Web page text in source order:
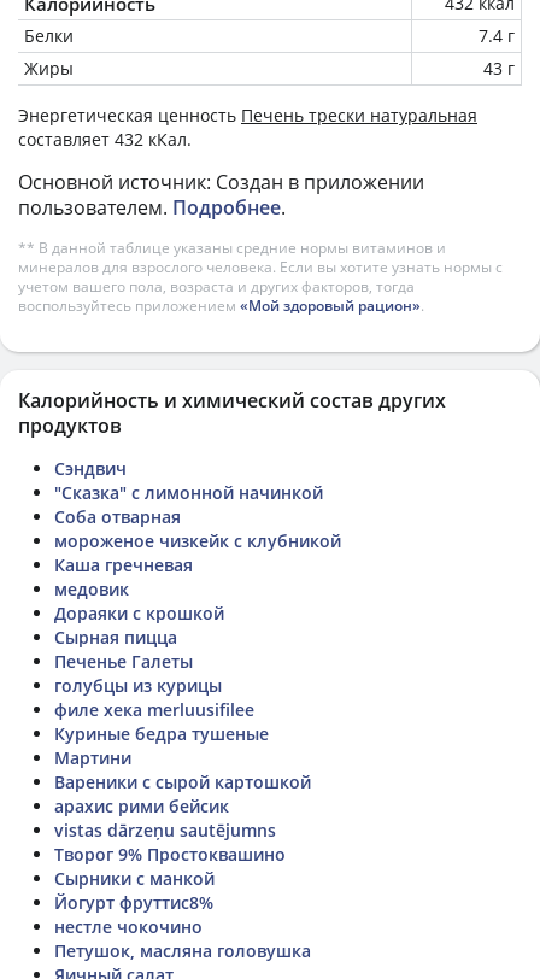
Белки
7.4 г
Жиры
43 г
Энергетическая ценность Печень трески натуральная
составляет 432 кКал.
Основной источник: Создан в приложении
пользователем. Подробнее.
** В данной таблице указаны средние нормы витаминов и
минералов для взрослого человека. Если вы хотите узнать нормы с
учетом вашего пола, возраста и других факторов, тогда
воспользуйтесь приложением «Мой здоровый рацион».
Калорийность и химический состав других
продуктов
Сэндвич
"Сказка" с лимонной начинкой
Соба отварная
мороженое чизкейк с клубникой
Каша гречневая
медовик
Дораяки с крошкой
Сырная пицца
Печенье Галеты
голубцы из курицы
филе хека merluusifilee
Куриные бедра тушеные
Мартини
Вареники с сырой картошкой
арахис рими бейсик
vistas dārzeņu sautējumns
Творог 9% Простоквашино
Сырники с манкой
Йогурт фруттис8%
нестле чокочино
Петушок, масляна головушка